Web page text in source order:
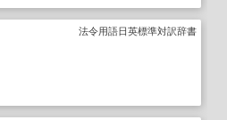
法令用語日英標準対訳辞書